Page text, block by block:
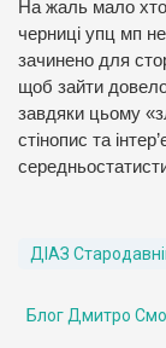
На жаль мало хто
черниці упц мп
зачинено для
щоб зайти
завдяки цьому
стінопис та
ДІАЗ
Блог Дмитро